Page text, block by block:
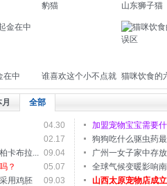
豹猫 山东狮子猫
在中
谁喜欢这个小不点就
领养吧
猫咪饮食的
全部
04.30
加盟宠物宝宝需要
02.17
狗狗吃什么驱虫药
充营...
09.04
卡布拉...
广州一女子家中存
碎
05.07
？
全球气候变暖影响
09.03
用鸡胚
山西太原宠物店成